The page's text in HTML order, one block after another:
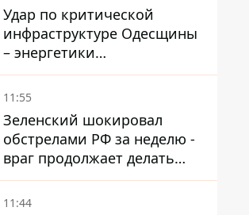
Удар по критической
инфраструктуре Одесщины
– энергетики
восстанавливают свет
11:55
Зеленский шокировал
обстрелами РФ за неделю -
враг продолжает делать
ставку на баллистический
террор
11:44